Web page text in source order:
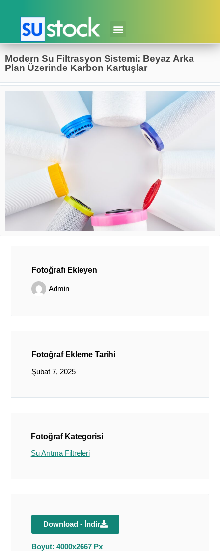
Modern Su Filtrasyon Sistemi: Beyaz Arka
Plan Üzerinde Karbon Kartuşlar
Fotoğrafı Ekleyen
Admin
Fotoğraf Ekleme Tarihi
Şubat 7, 2025
Fotoğraf Kategorisi
Su Arıtma Filtreleri
Download - İndir
Boyut: 4000x2667 Px